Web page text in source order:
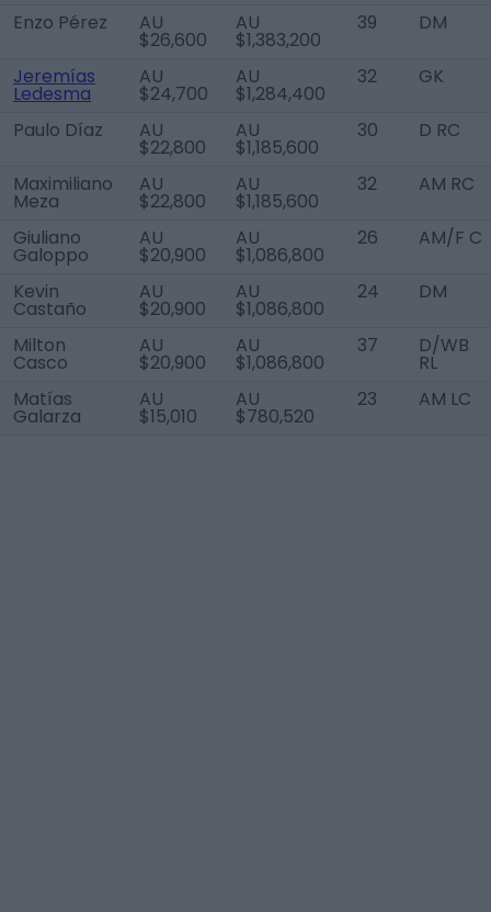
Enzo Pérez AU
$26,600
AU
$1,383,200
39 DM
Jeremías
Ledesma
AU
$24,700
AU
$1,284,400
32 GK
Paulo Díaz AU
$22,800
AU
$1,185,600
30 D RC
Maximiliano
Meza
AU
$22,800
AU
$1,185,600
32 AM RC
Giuliano
Galoppo
AU
$20,900
AU
$1,086,800
26 AM/F C
Kevin
Castaño
AU
$20,900
AU
$1,086,800
24 DM
Milton
Casco
AU
$20,900
AU
$1,086,800
37 D/WB
RL
Matías
Galarza
AU
$15,010
AU
$780,520
23 AM LC